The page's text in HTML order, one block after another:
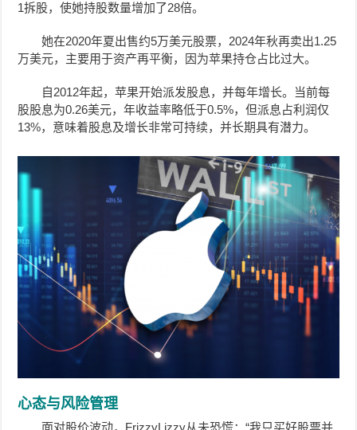
1拆股，使她持股数量增加了28倍。
她在2020年夏出售约5万美元股票，2024年秋再卖出1.25
万美元，主要用于资产再平衡，因为苹果持仓占比过大。
自2012年起，苹果开始派发股息，并每年增长。当前每
股股息为0.26美元，年收益率略低于0.5%，但派息占利润仅
13%，意味着股息及增长非常可持续，并长期具有潜力。
心态与风险管理